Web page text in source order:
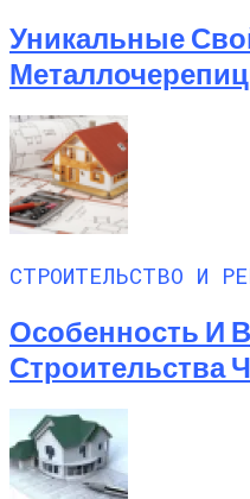
Уникальные
СТРОИТЕЛЬСТВО И
Особенность И
Строительства